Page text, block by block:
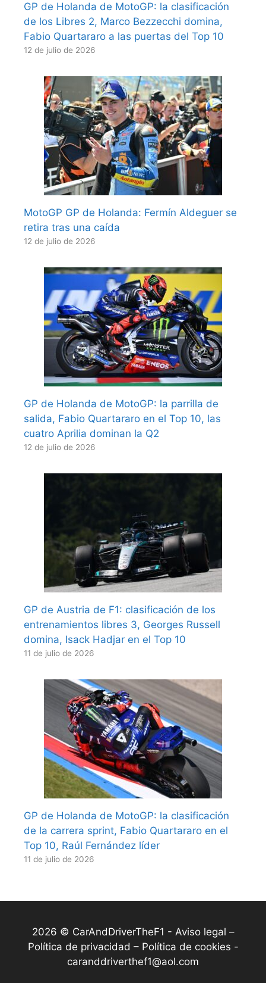
GP de Holanda de MotoGP: la clasificación
de los Libres 2, Marco Bezzecchi domina,
Fabio Quartararo a las puertas del Top 10
12 de julio de 2026
MotoGP GP de Holanda: Fermín Aldeguer se
retira tras una caída
12 de julio de 2026
GP de Holanda de MotoGP: la parrilla de
salida, Fabio Quartararo en el Top 10, las
cuatro Aprilia dominan la Q2
12 de julio de 2026
GP de Austria de F1: clasificación de los
entrenamientos libres 3, Georges Russell
domina, Isack Hadjar en el Top 10
11 de julio de 2026
GP de Holanda de MotoGP: la clasificación
de la carrera sprint, Fabio Quartararo en el
Top 10, Raúl Fernández líder
11 de julio de 2026
2026 © CarAndDriverTheF1 - Aviso legal –
Política de privacidad – Política de cookies -
caranddriverthef1@aol.com